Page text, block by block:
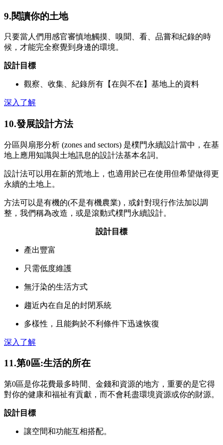
9.閱讀你的土地
只要當人們用感官審慎地觸摸、嗅聞、看、品嘗和紀錄的時
候，才能完全察覺到身邊的環境。
設計目標
觀察、收集、紀錄所有【在與不在】基地上的資料
深入了解
10.發展設計方法
分區與扇形分析 (zones and sectors) 是樸門永續設計當中，在基
地上應用知識與土地訊息的設計法基本名詞。
設計法可以用在新的荒地上，也適用於已在使用但希望做得更
永續的土地上。
方法可以是有機的(不是有機農業)，或針對現行作法加以調
整，我們稱為改造，或是滾動式樸門永續設計。
設計目標
產出豐富
只需低度維護
無汙染的生活方式
趨近內在自足的封閉系統
多樣性，且能夠於不利條件下迅速恢復
深入了解
11.第0區:生活的所在
第0區是你花費最多時間、金錢和資源的地方，重要的是它得
對你的健康和福祉有貢獻，而不會耗盡環境資源或你的財源。
設計目標
讓空間和功能互相搭配。